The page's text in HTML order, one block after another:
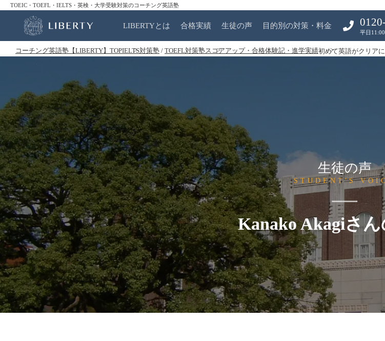
TOEIC・TOEFL・IELTS・英検・大学受験対策のコーチング英語塾
LIBERTYとは 合格実績 生徒の声 目的別の対策・料金
平日
コーチング英語塾【LIBERTY】TOPIELTS対策塾 / TOEFL対策塾スコアアップ・合格体験記・進学実績初めて英語がクリア
生徒の声
STUDENT'S
Kanako Akagiさ